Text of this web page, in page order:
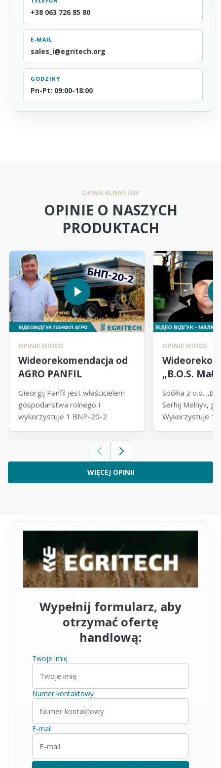
+38 063 726 85 80
E-MAIL
sales_i@egritech.org
GODZINY
Pn-Pt: 09:00-18:00
OPINIE KLIENTÓW
OPINIE O NASZYCH
PRODUKTACH
OPINIE WIDEO
Wideorekomendacja od
AGRO PANFIL
Gieorgij Panfil jest właścicielem
gospodarstwa rolnego I
wykorzystuje 1 BNP-20-2
OPINIE WIDEO
„B.O.S.
Spółka z o.o.
Serhij Melnyk,
Wykorzystuje 1
WIĘCEJ OPINII
Wypełnij formularz, aby
otrzymać ofertę
handlową:
Twoje imię
Numer kontaktowy
E-mail